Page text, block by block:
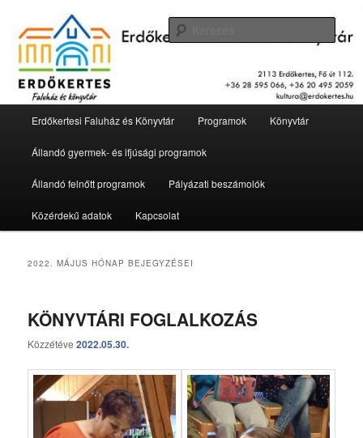
elsődleges
tartalomra
másodlagos
tartalomraErdőkertesi Faluház és Könyvtár
Erdőkertesi Faluház és Könyvtár Programok Könyvtár
Állandó gyermek- és ifjúsági programok
Állandó felnőtt programok Pályázati beszámolók
Közérdekű adatok Kapcsolat
2022. MÁJUS HÓNAP BEJEGYZÉSEI
KÖNYVTÁRI FOGLALKOZÁS
Közzétéve2022.05.30.